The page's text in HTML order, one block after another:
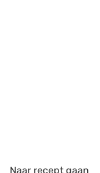
Naar recept gaan